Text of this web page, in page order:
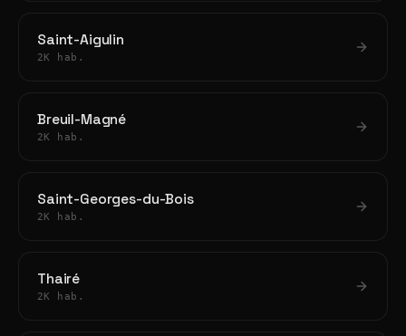
Saint-Aigulin
2K hab.
Breuil-Magné
2K hab.
Saint-Georges-du-Bois
2K hab.
Thairé
2K hab.